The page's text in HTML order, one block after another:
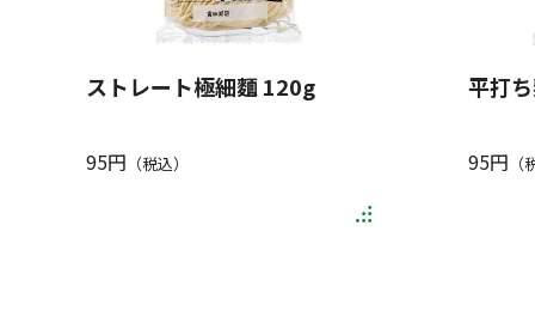
ストレート極細麵 120g
95円 （税込）
平打
95円